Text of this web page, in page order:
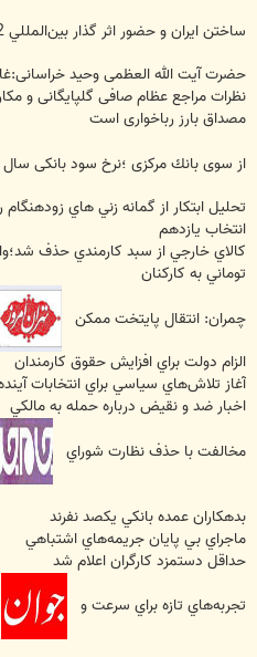
ساختن ايران و حضور اثر گذار بين‌المللي 2 مأموريت براي استمرار
حضرت آيت الله العظمى وحيد
نظرات مراجع عظام صافى گلپايگانى و
مصداق بارز رباخوارى است
از سوى بانك مركزى ؛نرخ سود بانكى
تحليل ابتکار از گمانه زني هاي
انتخاب يازدهم
توماني به کارکنان
چمران: انتقال پايتخت ممکن
الزام دولت براي افزايش حقوق كارمندان
آغاز تلاش‌هاي سياسي براي انتخابات
اخبار ضد و نقيض درباره حمله به مالكي
مخالفت با حذف نظارت شوراي
بدهكاران عمده بانكي يكصد نفرند
ماجراي بي پايان جريمه‌هاي اشتباهي
حداقل دستمزد كارگران اعلام شد
تجربه‌هاي تازه براي سرعت و